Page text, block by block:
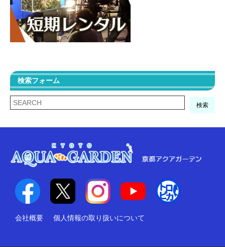
検索フォーム
検索
会社概要 個人情報の取り扱いについて